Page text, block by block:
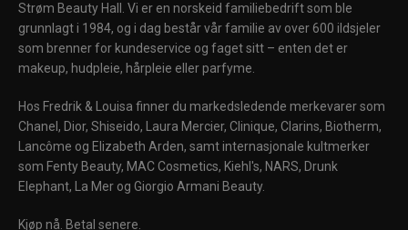
Strøm Beauty Hall. Vi er en norskeid familiebedrift som ble
grunnlagt i 1984, og i dag består vår familie av over 600 ildsjeler
som brenner for kundeservice og faget sitt – enten det er
makeup, hudpleie, hårpleie eller parfyme.
Hos Fredrik & Louisa finner du markedsledende merkevarer som
Chanel, Dior, Shiseido, Laura Mercier, Clinique, Clarins, Biotherm,
Lancôme og Elizabeth Arden, samt internasjonale kultmerker
som Fenty Beauty, MAC Cosmetics, Kiehl's, NARS, Drunk
Elephant, La Mer og Giorgio Armani Beauty.
Kjøp nå. Betal senere.